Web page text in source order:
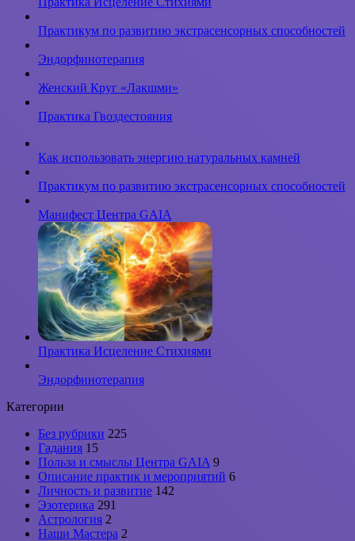
Практикум по развитию экстрасенсорных способностей
Эндорфинотерапия
Женский Круг «Лакшми»
Практика Гвоздестояния
Как использовать энергию натуральных камней
Практикум по развитию экстрасенсорных способностей
Манифест Центра GAIA
Практика Исцеление Стихиями
Эндорфинотерапия
Категории
Без рубрики 225
Гадания 15
Польза и смыслы Центра GAIA 9
Описание практик и мероприятий 6
Личность и развитие 142
Эзотерика 291
Астрология 2
Наши Мастера 2